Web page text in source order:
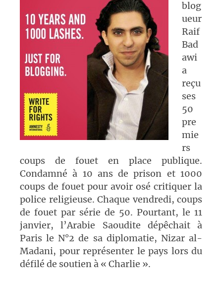
blog
ueur
Raif
Bad
awi
a
reçu
ses
50
pre
mie
rs
coups de fouet en place publique.
Condamné à 10 ans de prison et 1000
coups de fouet pour avoir osé critiquer la
police religieuse. Chaque vendredi, coups
de fouet par série de 50. Pourtant, le 11
janvier, l’Arabie Saoudite dépêchait à
Paris le N°2 de sa diplomatie, Nizar al-
Madani, pour représenter le pays lors du
défilé de soutien à « Charlie ».